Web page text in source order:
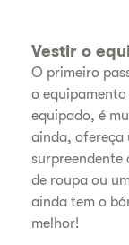
Vestir o
O primeiro
o
equipado, é
ainda, ofereça
surpreendente
de roupa ou
ainda tem o
melhor!